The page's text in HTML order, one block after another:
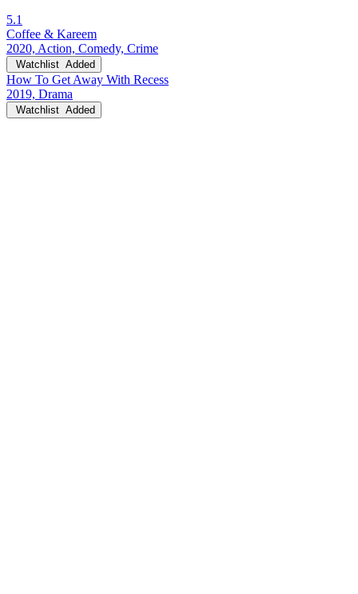
5.1
Coffee & Kareem
2020, Action, Comedy, Crime
Watchlist Added
How To Get Away With Recess
2019, Drama
Watchlist Added